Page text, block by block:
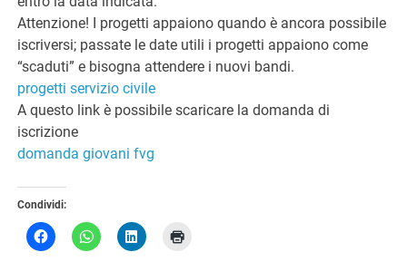
Attenzione! I progetti appaiono quando è ancora possibile
iscriversi; passate le date utili i progetti appaiono come
“scaduti” e bisogna attendere i nuovi bandi.
progetti servizio civile
A questo link è possibile scaricare la domanda di
iscrizione
domanda giovani fvg
Condividi: